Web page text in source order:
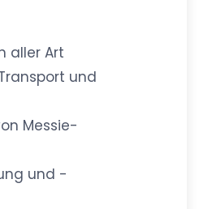
aller Art
und
Messie-
und -